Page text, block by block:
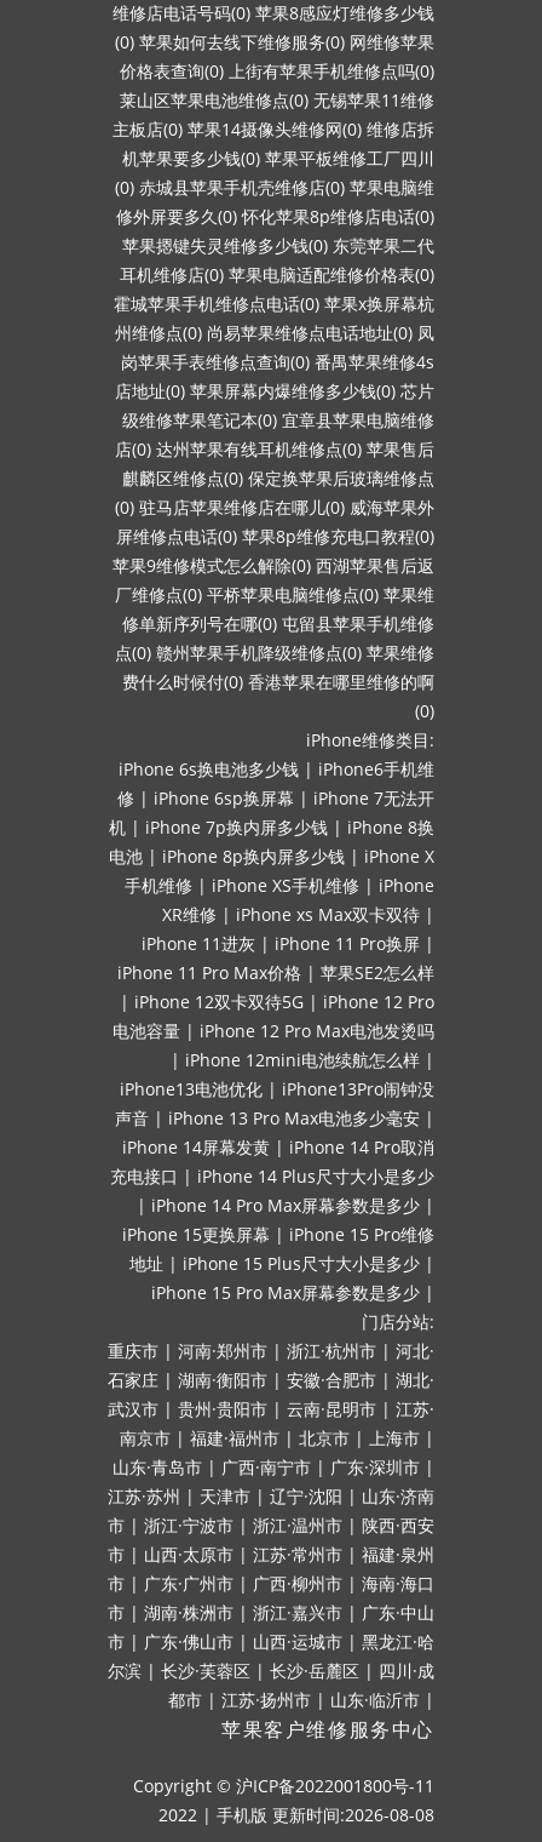
维修店电话号码(0) 苹果8感应灯维修多少钱
(0) 苹果如何去线下维修服务(0) 网维修苹果
价格表查询(0) 上街有苹果手机维修点吗(0)
莱山区苹果电池维修点(0) 无锡苹果11维修
主板店(0) 苹果14摄像头维修网(0) 维修店拆
机苹果要多少钱(0) 苹果平板维修工厂四川
(0) 赤城县苹果手机壳维修店(0) 苹果电脑维
修外屏要多久(0) 怀化苹果8p维修店电话(0)
苹果摁键失灵维修多少钱(0) 东莞苹果二代
耳机维修店(0) 苹果电脑适配维修价格表(0)
霍城苹果手机维修点电话(0) 苹果x换屏幕杭
州维修点(0) 尚易苹果维修点电话地址(0) 凤
岗苹果手表维修点查询(0) 番禺苹果维修4s
店地址(0) 苹果屏幕内爆维修多少钱(0) 芯片
级维修苹果笔记本(0) 宜章县苹果电脑维修
店(0) 达州苹果有线耳机维修点(0) 苹果售后
麒麟区维修点(0) 保定换苹果后玻璃维修点
(0) 驻马店苹果维修店在哪儿(0) 威海苹果外
屏维修点电话(0) 苹果8p维修充电口教程(0)
苹果9维修模式怎么解除(0) 西湖苹果售后返
厂维修点(0) 平桥苹果电脑维修点(0) 苹果维
修单新序列号在哪(0) 屯留县苹果手机维修
点(0) 赣州苹果手机降级维修点(0) 苹果维修
费什么时候付(0) 香港苹果在哪里维修的啊
(0)
iPhone维修类目:
iPhone 6s换电池多少钱 | iPhone6手机维
修 | iPhone 6sp换屏幕 | iPhone 7无法开
机 | iPhone 7p换内屏多少钱 | iPhone 8换
电池 | iPhone 8p换内屏多少钱 | iPhone X
手机维修 | iPhone XS手机维修 | iPhone
XR维修 | iPhone xs Max双卡双待 |
iPhone 11进灰 | iPhone 11 Pro换屏 |
iPhone 11 Pro Max价格 | 苹果SE2怎么样
| iPhone 12双卡双待5G | iPhone 12 Pro
电池容量 | iPhone 12 Pro Max电池发烫吗
| iPhone 12mini电池续航怎么样 |
iPhone13电池优化 | iPhone13Pro闹钟没
声音 | iPhone 13 Pro Max电池多少毫安 |
iPhone 14屏幕发黄 | iPhone 14 Pro取消
充电接口 | iPhone 14 Plus尺寸大小是多少
| iPhone 14 Pro Max屏幕参数是多少 |
iPhone 15更换屏幕 | iPhone 15 Pro维修
地址 | iPhone 15 Plus尺寸大小是多少 |
iPhone 15 Pro Max屏幕参数是多少 |
门店分站:
重庆市 | 河南·郑州市 | 浙江·杭州市 | 河北·
石家庄 | 湖南·衡阳市 | 安徽·合肥市 | 湖北·
武汉市 | 贵州·贵阳市 | 云南·昆明市 | 江苏·
南京市 | 福建·福州市 | 北京市 | 上海市 |
山东·青岛市 | 广西·南宁市 | 广东·深圳市 |
江苏·苏州 | 天津市 | 辽宁·沈阳 | 山东·济南
市 | 浙江·宁波市 | 浙江·温州市 | 陕西·西安
市 | 山西·太原市 | 江苏·常州市 | 福建·泉州
市 | 广东·广州市 | 广西·柳州市 | 海南·海口
市 | 湖南·株洲市 | 浙江·嘉兴市 | 广东·中山
市 | 广东·佛山市 | 山西·运城市 | 黑龙江·哈
尔滨 | 长沙·芙蓉区 | 长沙·岳麓区 | 四川·成
都市 | 江苏·扬州市 | 山东·临沂市 |
苹果客户维修服务中心
Copyright © 沪ICP备2022001800号-11
2022 | 手机版 更新时间:2026-08-08